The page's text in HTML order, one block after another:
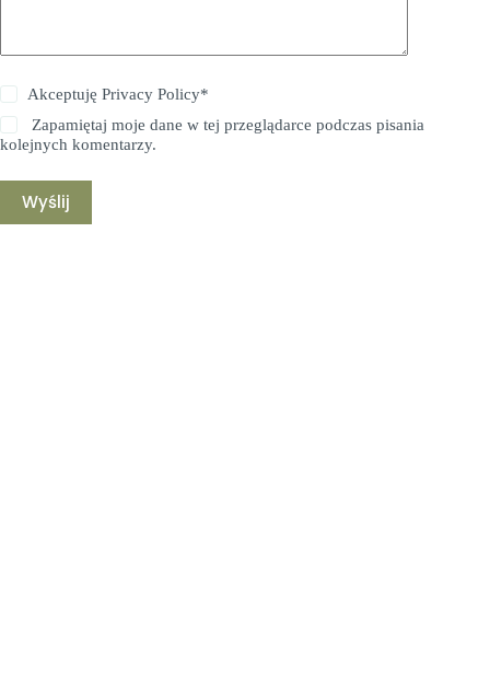
AkceptujęPrivacy Policy*
Zapamiętaj moje dane w tej przeglądarce podczas pisania
kolejnych komentarzy.
Wyślij